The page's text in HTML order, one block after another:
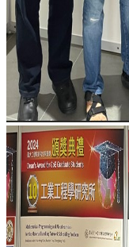
訊
城
鄉
所
校
友
會
身
心
障
礙